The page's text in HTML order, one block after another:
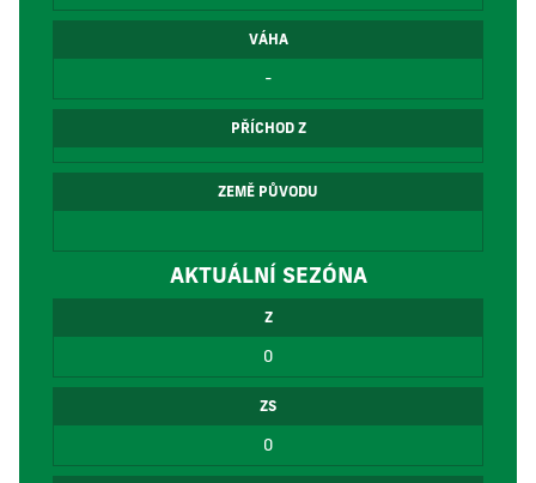
VÁHA
-
PŘÍCHOD Z
ZEMĚ PŮVODU
AKTUÁLNÍ SEZÓNA
Z
0
ZS
0